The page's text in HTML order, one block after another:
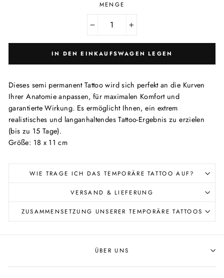
MENGE
IN DEN EINKAUFSWAGEN LEGEN
Dieses semi permanent Tattoo wird sich perfekt an die Kurven
Ihrer Anatomie anpassen, für maximalen Komfort und
garantierte Wirkung. Es ermöglicht Ihnen, ein extrem
realistisches und langanhaltendes Tattoo-Ergebnis zu erzielen
(bis zu 15 Tage).
Größe: 18 x 11 cm
WIE TRAGE ICH DAS TEMPORÄRE TATTOO AUF?
VERSAND & LIEFERUNG
ZUSAMMENSETZUNG UNSERER TEMPORÄRE TATTOOS
ÜBER UNS